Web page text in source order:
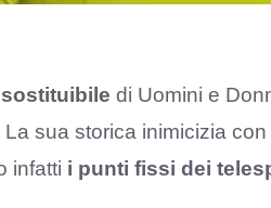
di Uomini e
sua storica inimicizia
infatti i punti fissi dei